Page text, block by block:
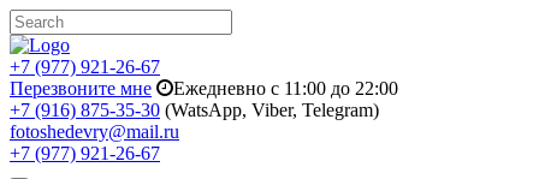
+7 (977) 921-26-67
Перезвоните мне
Ежедневно с 11:00 до 22:00
+7 (916) 875-35-30 (WatsApp, Viber, Telegram)
fotoshedevry@mail.ru
+7 (977) 921-26-67